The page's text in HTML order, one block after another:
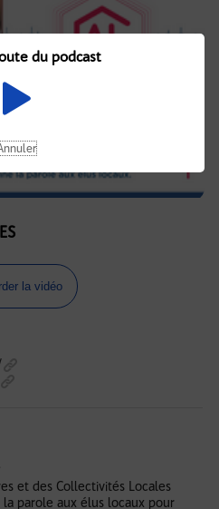
la vidéo
et des Collectivités Locales
parole aux élus locaux pour
du podcast